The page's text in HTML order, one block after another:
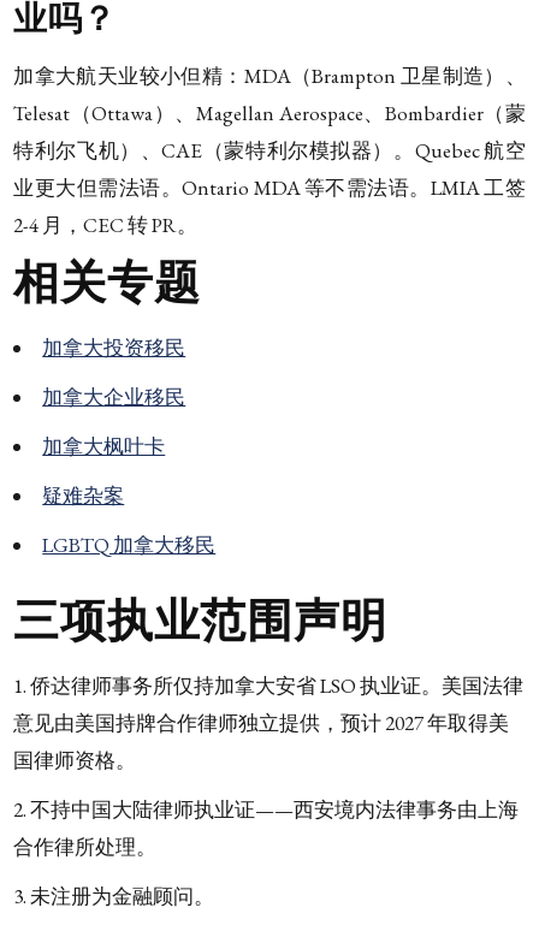
业吗？
加拿大航天业较小但精：MDA（Brampton 卫星制造）、
Telesat（Ottawa）、Magellan Aerospace、Bombardier（蒙
特利尔飞机）、CAE（蒙特利尔模拟器）。Quebec 航空
业更大但需法语。Ontario MDA 等不需法语。LMIA 工签
2-4 月，CEC 转 PR。
相关专题
加拿大投资移民
加拿大企业移民
加拿大枫叶卡
疑难杂案
LGBTQ 加拿大移民
三项执业范围声明
侨达律师事务所仅持加拿大安省 LSO 执业证。美国法律
意见由美国持牌合作律师独立提供，预计 2027 年取得美
国律师资格。
不持中国大陆律师执业证——西安境内法律事务由上海
合作律所处理。
未注册为金融顾问。